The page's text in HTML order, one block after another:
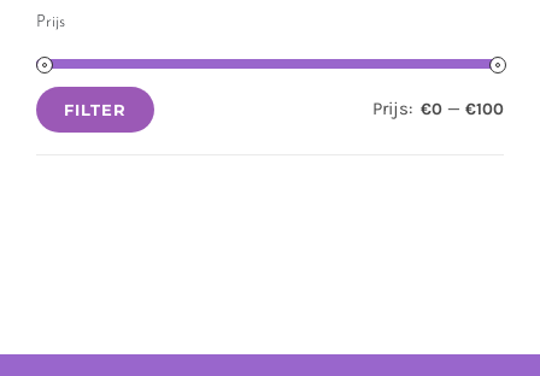
Prijs
Min.
Max.
FILTER Prijs: €0 — €100